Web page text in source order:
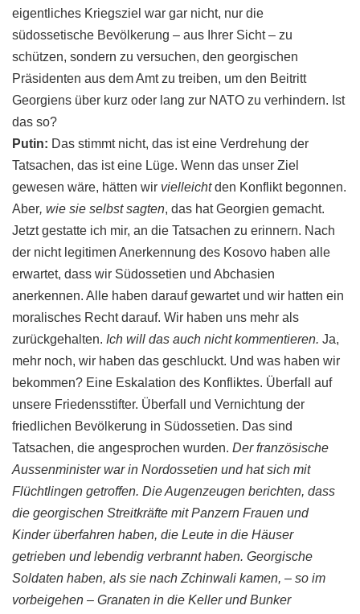
eigentliches Kriegsziel war gar nicht, nur die
südossetische Bevölkerung – aus Ihrer Sicht – zu
schützen, sondern zu versuchen, den georgischen
Präsidenten aus dem Amt zu treiben, um den Beitritt
Georgiens über kurz oder lang zur NATO zu verhindern. Ist
das so?
Putin: Das stimmt nicht, das ist eine Verdrehung der
Tatsachen, das ist eine Lüge. Wenn das unser Ziel
gewesen wäre, hätten wir vielleichtden Konflikt begonnen.
Aber, wie sie selbst sagten, das hat Georgien gemacht.
Jetzt gestatte ich mir, an die Tatsachen zu erinnern. Nach
der nicht legitimen Anerkennung des Kosovo haben alle
erwartet, dass wir Südossetien und Abchasien
anerkennen. Alle haben darauf gewartet und wir hatten ein
moralisches Recht darauf. Wir haben uns mehr als
zurückgehalten. Ich will das auch nicht kommentieren. Ja,
mehr noch, wir haben das geschluckt. Und was haben wir
bekommen? Eine Eskalation des Konfliktes. Überfall auf
unsere Friedensstifter. Überfall und Vernichtung der
friedlichen Bevölkerung in Südossetien. Das sind
Tatsachen, die angesprochen wurden. Der französische
Aussenministerwar in Nordossetien und hat sich mit
Flüchtlingen getroffen. Die Augenzeugen berichten, dass
die georgischen Streitkräfte mit Panzern Frauen und
Kinder überfahren haben, die Leute in die Häuser
getrieben und lebendig verbrannt haben. Georgische
Soldaten haben, als sie nach Zchinwali kamen, – so im
vorbeigehen – Granaten in die Keller und Bunker